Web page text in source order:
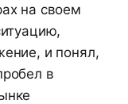
на своем
и понял,
в